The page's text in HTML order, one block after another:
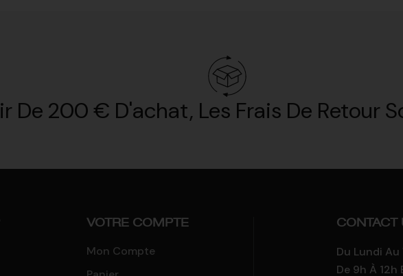
De 200 € D'achat, Les Frais De Retour
VOTRE COMPTE
Mon Compte
CONTACT
Du Lundi
De 9h À 12h